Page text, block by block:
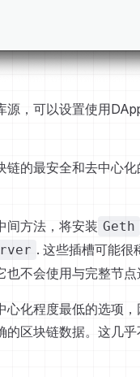
源，可以设置使用
链的最安全和去中心
间方法，将安装 Geth
. 这些插槽可能很
不会使用与完整节点
心化程度最低的选项
的区块链数据。这几